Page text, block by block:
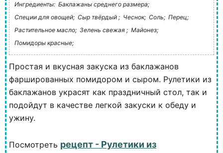
Ингредиенты: Баклажаны среднего размера;
Специи для овощей; Сыр твёрдый ; Чеснок; Соль; Перец;
Растительное масло; Зелень свежая ; Майонез;
Помидоры красные;
Простая и вкусная закуска из баклажанов
фаршированных помидором и сыром. Рулетики из
баклажанов украсят как праздничный стол, так и
подойдут в качестве легкой закуски к обеду и
ужину.
Посмотреть рецепт - Рулетики из